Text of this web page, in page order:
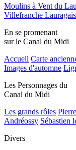
Moulins à Vent du
Villefranche Lauragais
En se promenant
sur le Canal du Midi
Accueil Carte
Images d'automne
Les Personnages du
Canal du Midi
Les grands rôles
Andréossy Sébastien
Divers